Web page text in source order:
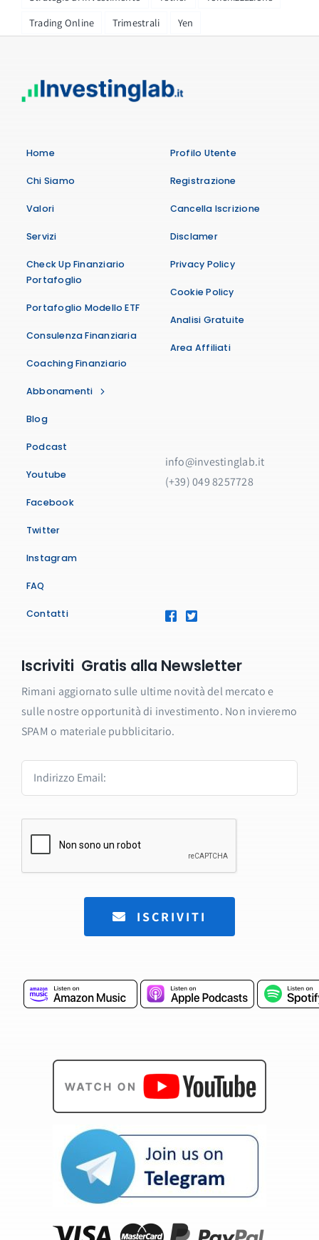
Trading Online
Trimestrali Yen
Home
Chi Siamo
Valori
Servizi
Check Up Finanziario
Portafoglio
Portafoglio Modello ETF
Consulenza Finanziaria
Coaching Finanziario
Abbonamenti
Blog
Podcast
Youtube
Facebook
Twitter
Instagram
FAQ
Contatti
Profilo Utente
Registrazione
Cancella Iscrizione
Disclamer
Privacy Policy
Cookie Policy
Analisi Gratuite
Area Affiliati
info@investinglab.it
(+39) 049 8257728
Iscriviti Gratis alla Newsletter
Rimani aggiornato sulle ultime novità del mercato e
sulle nostre opportunità di investimento. Non invieremo
SPAM o materiale pubblicitario.
ISCRIVITI